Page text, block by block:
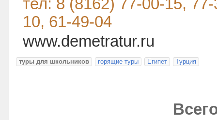
тел: 8 (8162) 77-00-15,
10, 61-49-04
www.demetratur.ru
туры для школьников горящие туры Египет Турция